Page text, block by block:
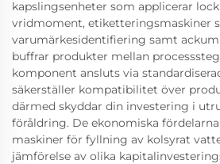
kapslingsenheter som applicerar
vridmoment, etiketteringsmaskiner
varumärkesidentifiering samt
buffrar produkter mellan
komponent ansluts via
säkerställer kompatibilitet över
därmed skyddar din investering i
föråldring. De ekonomiska
maskiner för fyllning av kolsyrat
jämförelse av olika